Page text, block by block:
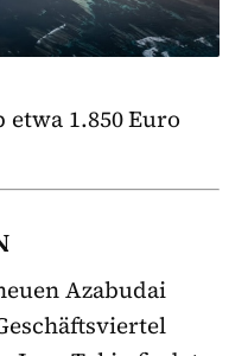
etwa 1.850 Euro
Azabu­dai